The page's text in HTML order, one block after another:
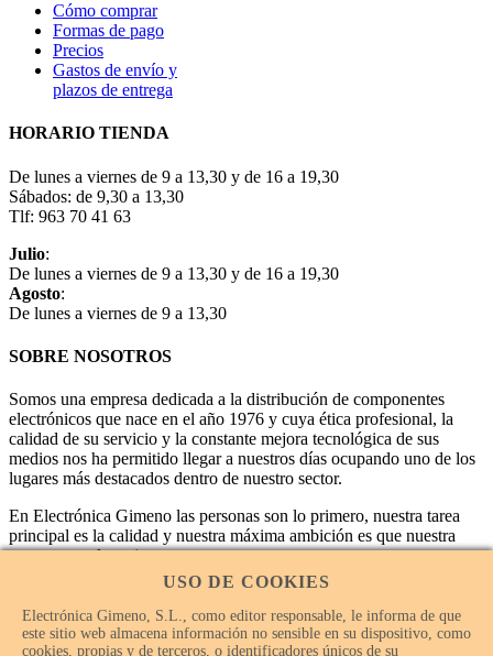
Cómo comprar
Formas de pago
Precios
Gastos de envío y
plazos de entrega
HORARIO TIENDA
De lunes a viernes de 9 a 13,30 y de 16 a 19,30
Sábados: de 9,30 a 13,30
Tlf: 963 70 41 63
Julio:
De lunes a viernes de 9 a 13,30 y de 16 a 19,30
Agosto:
De lunes a viernes de 9 a 13,30
SOBRE NOSOTROS
Somos una empresa dedicada a la distribución de componentes
electrónicos que nace en el año 1976 y cuya ética profesional, la
calidad de su servicio y la constante mejora tecnológica de sus
medios nos ha permitido llegar a nuestros días ocupando uno de los
lugares más destacados dentro de nuestro sector.
En Electrónica Gimeno las personas son lo primero, nuestra tarea
principal es la calidad y nuestra máxima ambición es que nuestra
empresa sea la mejor.
USO DE COOKIES
Electrónica Gimeno, S.L., como editor responsable, le informa de que
este sitio web almacena información no sensible en su dispositivo, como
cookies, propias y de terceros, o identificadores únicos de su